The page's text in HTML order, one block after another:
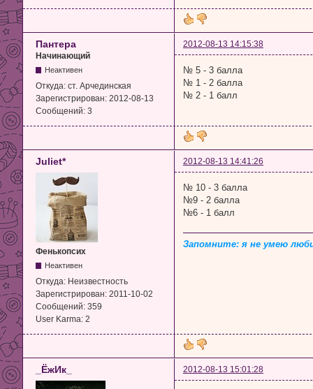
Пантера
2012-08-13 14:15:38
Начинающий
Неактивен
Откуда: ст. Арчединская
Зарегистрирован: 2012-08-13
Сообщений: 3
№ 5 - 3 балла
№ 1 - 2 балла
№ 2 - 1 балл
Juliet* 2012-08-13 14:41:26
Фенькопсих
Неактивен
Откуда: Неизвестность
Зарегистрирован: 2011-10-02
Сообщений: 359
User Karma: 2
№ 10 - 3 балла
№9 - 2 балла
№6 - 1 балл
Запомните: я не умею
_ЁжИк_ 2012-08-13 15:01:28